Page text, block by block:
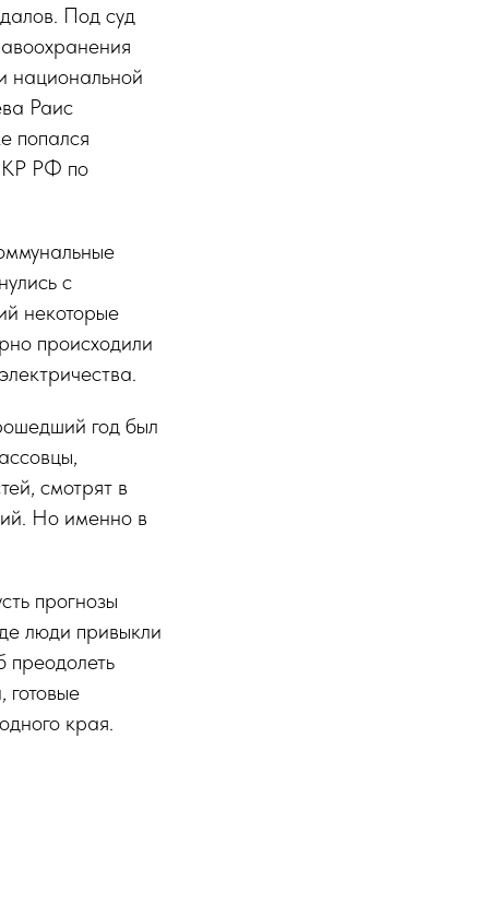
Под суд
национальной
Раис
попался
РФ по
с
некоторые
происходили
год был
смотрят в
Но именно в
прогнозы
люди привыкли
преодолеть
готовые
края.